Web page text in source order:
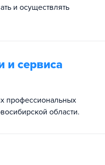
и осуществлять
и сервиса
профессиональных
области.